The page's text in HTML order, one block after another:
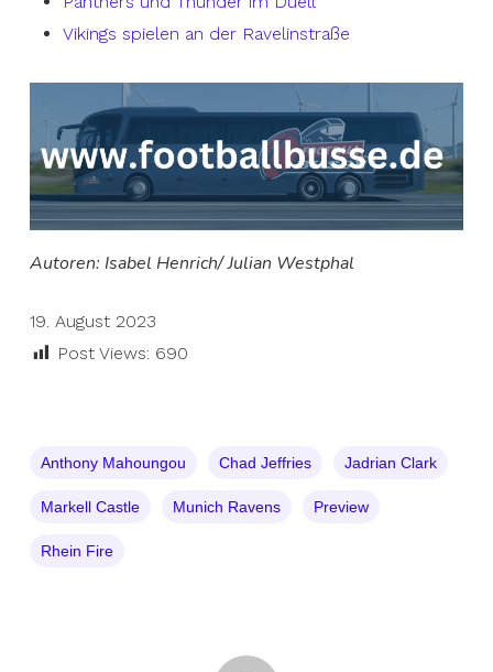
Vikings spielen an der Ravelinstraße
Autoren: Isabel Henrich/ Julian Westphal
19. August 2023
Post Views: 690
Anthony Mahoungou Chad Jeffries Jadrian Clark
Markell Castle Munich Ravens Preview
Rhein Fire